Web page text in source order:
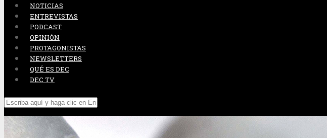
NOTICIAS
ENTREVISTAS
PODCAST
OPINIÓN
PROTAGONISTAS
NEWSLETTERS
QUÉ ES DEC
DEC TV